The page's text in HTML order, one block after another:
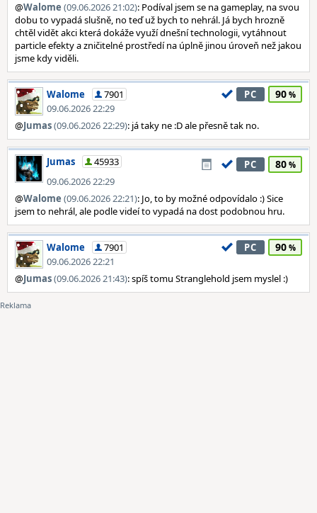
@Walome (09.06.2026 21:02): Podíval jsem se na gameplay, na svou
dobu to vypadá slušně, no teď už bych to nehrál. Já bych hrozně
chtěl vidět akci která dokáže využí dnešní technologii, vytáhnout
particle efekty a zničitelné prostředí na úplně jinou úroveň než jakou
jsme kdy viděli.
Walome
7901
09.06.2026 22:29
PC 90
@Jumas(09.06.2026 22:29): já taky ne :D ale přesně tak no.
Jumas
45933
09.06.2026 22:29
PC 80
@Walome (09.06.2026 22:21): Jo, to by možné odpovídalo :) Sice
jsem to nehrál, ale podle videí to vypadá na dost podobnou hru.
Walome
7901
09.06.2026 22:21
PC 90
@Jumas(09.06.2026 21:43): spíš tomu Stranglehold jsem myslel :)